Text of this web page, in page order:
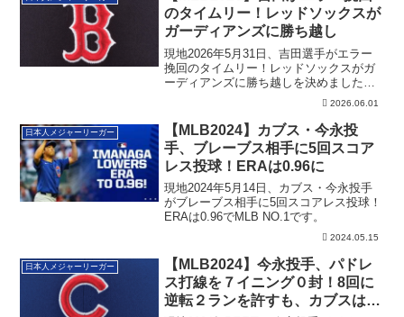
のタイムリー！レッドソックスが
ガーディアンズに勝ち越し
現地2026年5月31日、吉田選手がエラー
挽回のタイムリー！レッドソックスがガ
ーディアンズに勝ち越しを決めました。
2026.06.01
日本人メジャーリーガー
【MLB2024】カブス・今永投
手、ブレーブス相手に5回スコア
レス投球！ERAは0.96に
現地2024年5月14日、カブス・今永投手
がブレーブス相手に5回スコアレス投球！
ERAは0.96でMLB NO.1です。
2024.05.15
日本人メジャーリーガー
【MLB2024】今永投手、パドレ
ス打線を７イニング０封！8回に
逆転２ランを許すも、カブスはサ